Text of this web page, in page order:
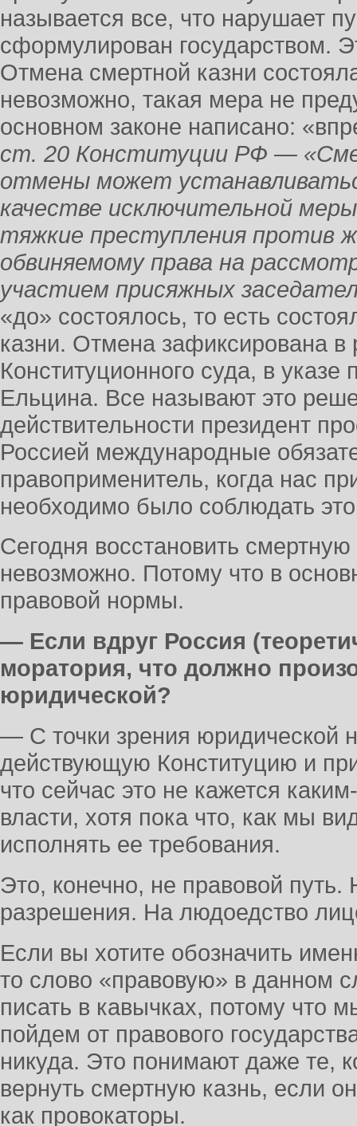
называется все, что нарушает
сформулирован государством.
Отмена смертной казни
невозможно, такая мера не
основном законе написано:
ст. 20 Конституции РФ —
отмены может
качестве исключительной меры
тяжкие преступления против
обвиняемому права на
участием присяжных
«до» состоялось, то есть
казни. Отмена зафиксирована в
Конституционного суда, в указе
Ельцина. Все называют это
действительности президент
Россией международные
правоприменитель, когда нас
необходимо было соблюдать
Сегодня восстановить
невозможно. Потому что в
правовой нормы.
— Если вдруг Россия
моратория, что должно
юридической?
— С точки зрения юридической
действующую Конституцию и
что сейчас это не кажется
власти, хотя пока что, как мы
исполнять ее требования.
Это, конечно, не правовой
разрешения. На людоедство
Если вы хотите обозначить
то слово «правовую» в данном
писать в кавычках, потому что
пойдем от правового
никуда. Это понимают даже те,
вернуть смертную казнь, если
как провокаторы.